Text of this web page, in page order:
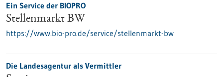
Ein Service der BIOPRO
Stellenmarkt BW
https://www.bio-pro.de/service/stellenmarkt-bw
Die Landesagentur als Vermittler